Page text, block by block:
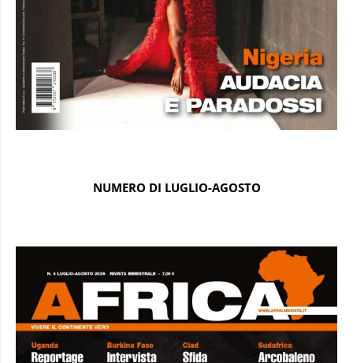
NUMERO DI LUGLIO-AGOSTO